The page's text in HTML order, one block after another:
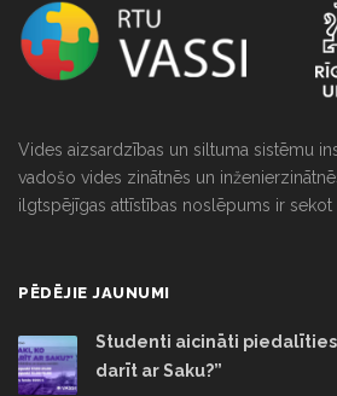
Vides aizsardzības un siltuma sistēmu
vadošo vides zinātnēs un
ilgtspējīgas attīstības noslēpums ir sekot
PĒDĒJIE JAUNUMI
Studenti aicināti piedalīties
darīt ar Saku?”